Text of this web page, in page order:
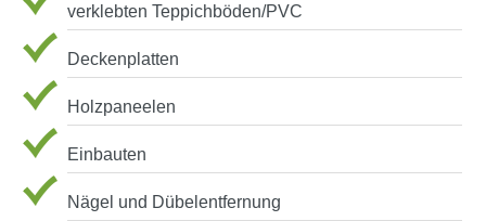
verklebten Teppichböden/PVC
Deckenplatten
Holzpaneelen
Einbauten
Nägel und Dübelentfernung